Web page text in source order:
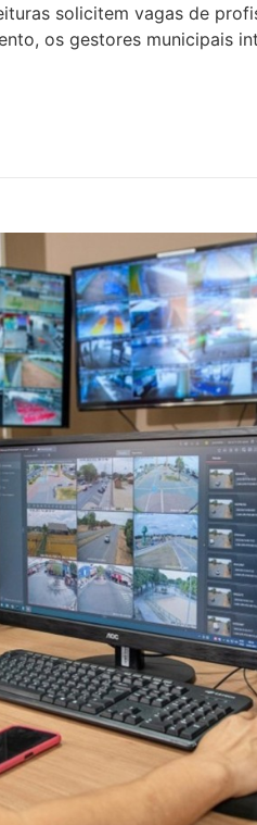
solicitem vagas de
os gestores municipais